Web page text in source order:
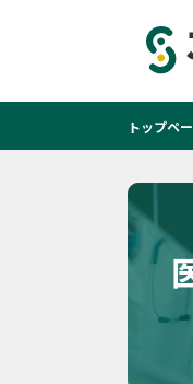
トップペ